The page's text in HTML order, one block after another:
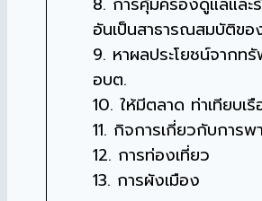
อันเป็นสาธารณสมบัติข
9. หาผลประโยชน์จากท
อบต.
10. ให้มีตลาด ท่าเทียบเรื
11. กิจการเกี่ยวกับการ
12. การท่องเที่ยว
13. การผังเมือง